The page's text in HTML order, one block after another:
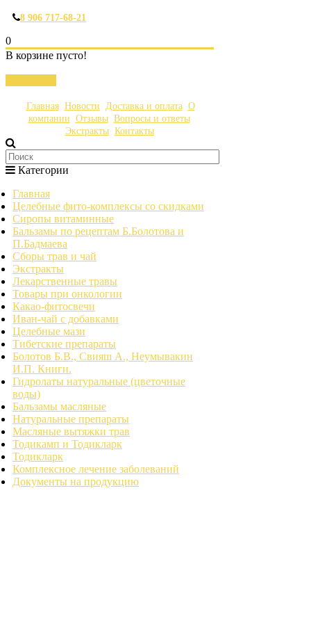
8 906 717-68-21
0
В корзине пусто!
Главная Новости Доставка и оплата О
компании Отзывы Вопросы и ответы
Экстракты Контакты
Категории
Главная
Целебные фито-комплексы со скидками
Сиропы витаминные
Бальзамы по рецептам Б.Болотова и
П.Бадмаева
Сборы трав и чай
Экстракты
Лекарственные травы
Товары при онкологии
Какао-фитосвечи
Иван-чай с добавками
Целебные мази
Тибетские препараты
Болотов Б.В., Свияш А., Неумывакин
И.П. Книги.
Гидролаты натуральные (цветочные
воды)
Бальзамы масляные
Натуральные препараты
Масляные вытяжки трав
Тодикамп и Тодикларк
Тодикларк
Комплексное лечение заболеваний
Документы на продукцию